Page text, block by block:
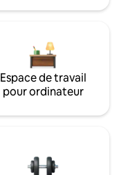
Espace de travail
pour ordinateur